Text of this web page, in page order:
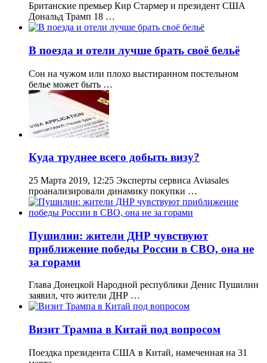
Британские премьер Кир Стармер и президент США
Дональд Трамп 18 …
В поезда и отели лучше брать своё бельё
Сон на чужом или плохо выстиранном постельном
белье может быть …
Куда труднее всего добыть визу?
25 Марта 2019, 12:25 Эксперты сервиса Aviasales
проанализировали динамику покупки …
Пушилин: жители ДНР чувствуют
приближение победы России в СВО, она не
за горами
Глава Донецкой Народной республики Денис Пушилин
заявил, что жители ДНР …
Визит Трампа в Китай под вопросом
Поездка президента США в Китай, намеченная на 31